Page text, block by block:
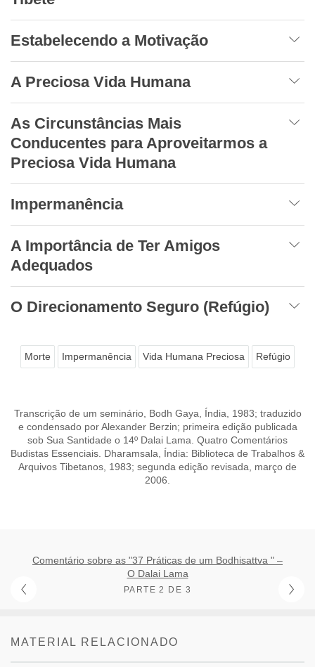
Estabelecendo a Motivação
A Preciosa Vida Humana
As Circunstâncias Mais
Conducentes para Aproveitarmos a
Preciosa Vida Humana
Impermanência
A Importância de Ter Amigos
Adequados
O Direcionamento Seguro (Refúgio)
Morte Impermanência Vida Humana Preciosa Refúgio
Transcrição de um seminário, Bodh Gaya, Índia, 1983; traduzido
e condensado por Alexander Berzin; primeira edição publicada
sob Sua Santidade o 14º Dalai Lama. Quatro Comentários
Budistas Essenciais. Dharamsala, Índia: Biblioteca de Trabalhos &
Arquivos Tibetanos, 1983; segunda edição revisada, março de
2006.
Comentário sobre as "37 Práticas de um Bodhisattva " –
O Dalai Lama
PARTE 2 DE 3
MATERIAL RELACIONADO